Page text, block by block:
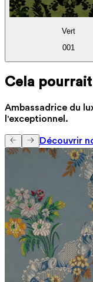
Vert
001
Cela
Ambassadrice du
l'exceptionnel.
Découvrir